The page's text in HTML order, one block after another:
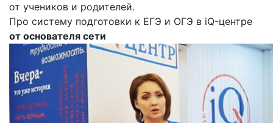
от учеников и родителей.
Про систему подготовки к ЕГЭ и ОГЭ в iQ-центре
от основателя сети